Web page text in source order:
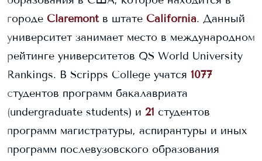
городе Claremont в штате California. Данный
университет занимает место в международном
рейтинге университетов QS World University
Rankings. В Scripps College учатся 1077
студентов программ бакалавриата
(undergraduate students) и 21 студентов
программ магистратуры, аспирантуры и иных
программ послевузовского образования